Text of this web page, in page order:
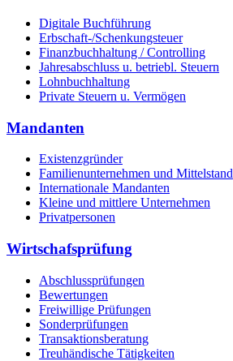
Digitale Buchführung
Erbschaft-/Schenkungsteuer
Finanzbuchhaltung / Controlling
Jahresabschluss u. betriebl. Steuern
Lohnbuchhaltung
Private Steuern u. Vermögen
Mandanten
Existenzgründer
Familienunternehmen und Mittelstand
Internationale Mandanten
Kleine und mittlere Unternehmen
Privatpersonen
Wirtschafsprüfung
Abschlussprüfungen
Bewertungen
Freiwillige Prüfungen
Sonderprüfungen
Transaktionsberatung
Treuhändische Tätigkeiten